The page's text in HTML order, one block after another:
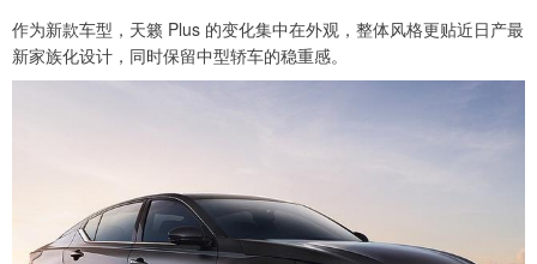
作为新款车型，天籁 Plus 的变化集中在外观，整体风格更贴近日产最
新家族化设计，同时保留中型轿车的稳重感。